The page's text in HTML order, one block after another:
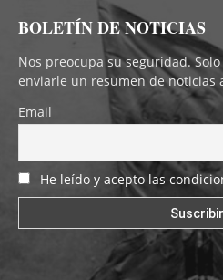
BOLETÍN DE NOTICIAS
Nos preocupa su seguridad.
enviarle un resumen de noticias
Email
He leído y acepto las